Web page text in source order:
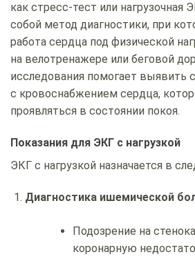
как стресс-тест или нагрузочная
собой метод диагностики, при
работа сердца под физической
на велотренажере или беговой
исследования помогает
с кровоснабжением сердца,
проявляться в состоянии покоя.
Показания для ЭКГ с нагрузкой
ЭКГ с нагрузкой назначается в
Диагностика ишемической
Подозрение на
коронарную